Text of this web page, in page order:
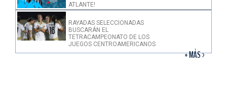
ATLANTE!
RAYADAS SELECCIONADAS
BUSCARÁN EL
TETRACAMPEONATO DE LOS
JUEGOS CENTROAMERICANOS
+ MÁS >